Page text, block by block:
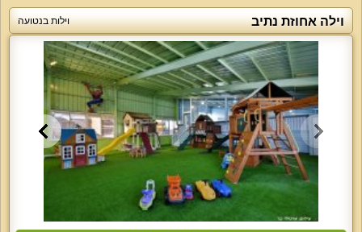
וילה אחוזת נתיב וילות בנטועה